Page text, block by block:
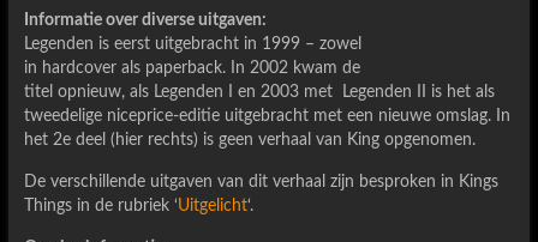
Informatie over diverse uitgaven:
Legenden is eerst uitgebracht in 1999 – zowel
in hardcover als paperback. In 2002 kwam de
titel opnieuw, als Legenden I en 2003 met Legenden II is het als
tweedelige niceprice-editie uitgebracht met een nieuwe omslag. In
het 2e deel (hier rechts) is geen verhaal van King opgenomen.
De verschillende uitgaven van dit verhaal zijn besproken in Kings
Things in de rubriek ‘Uitgelicht‘.